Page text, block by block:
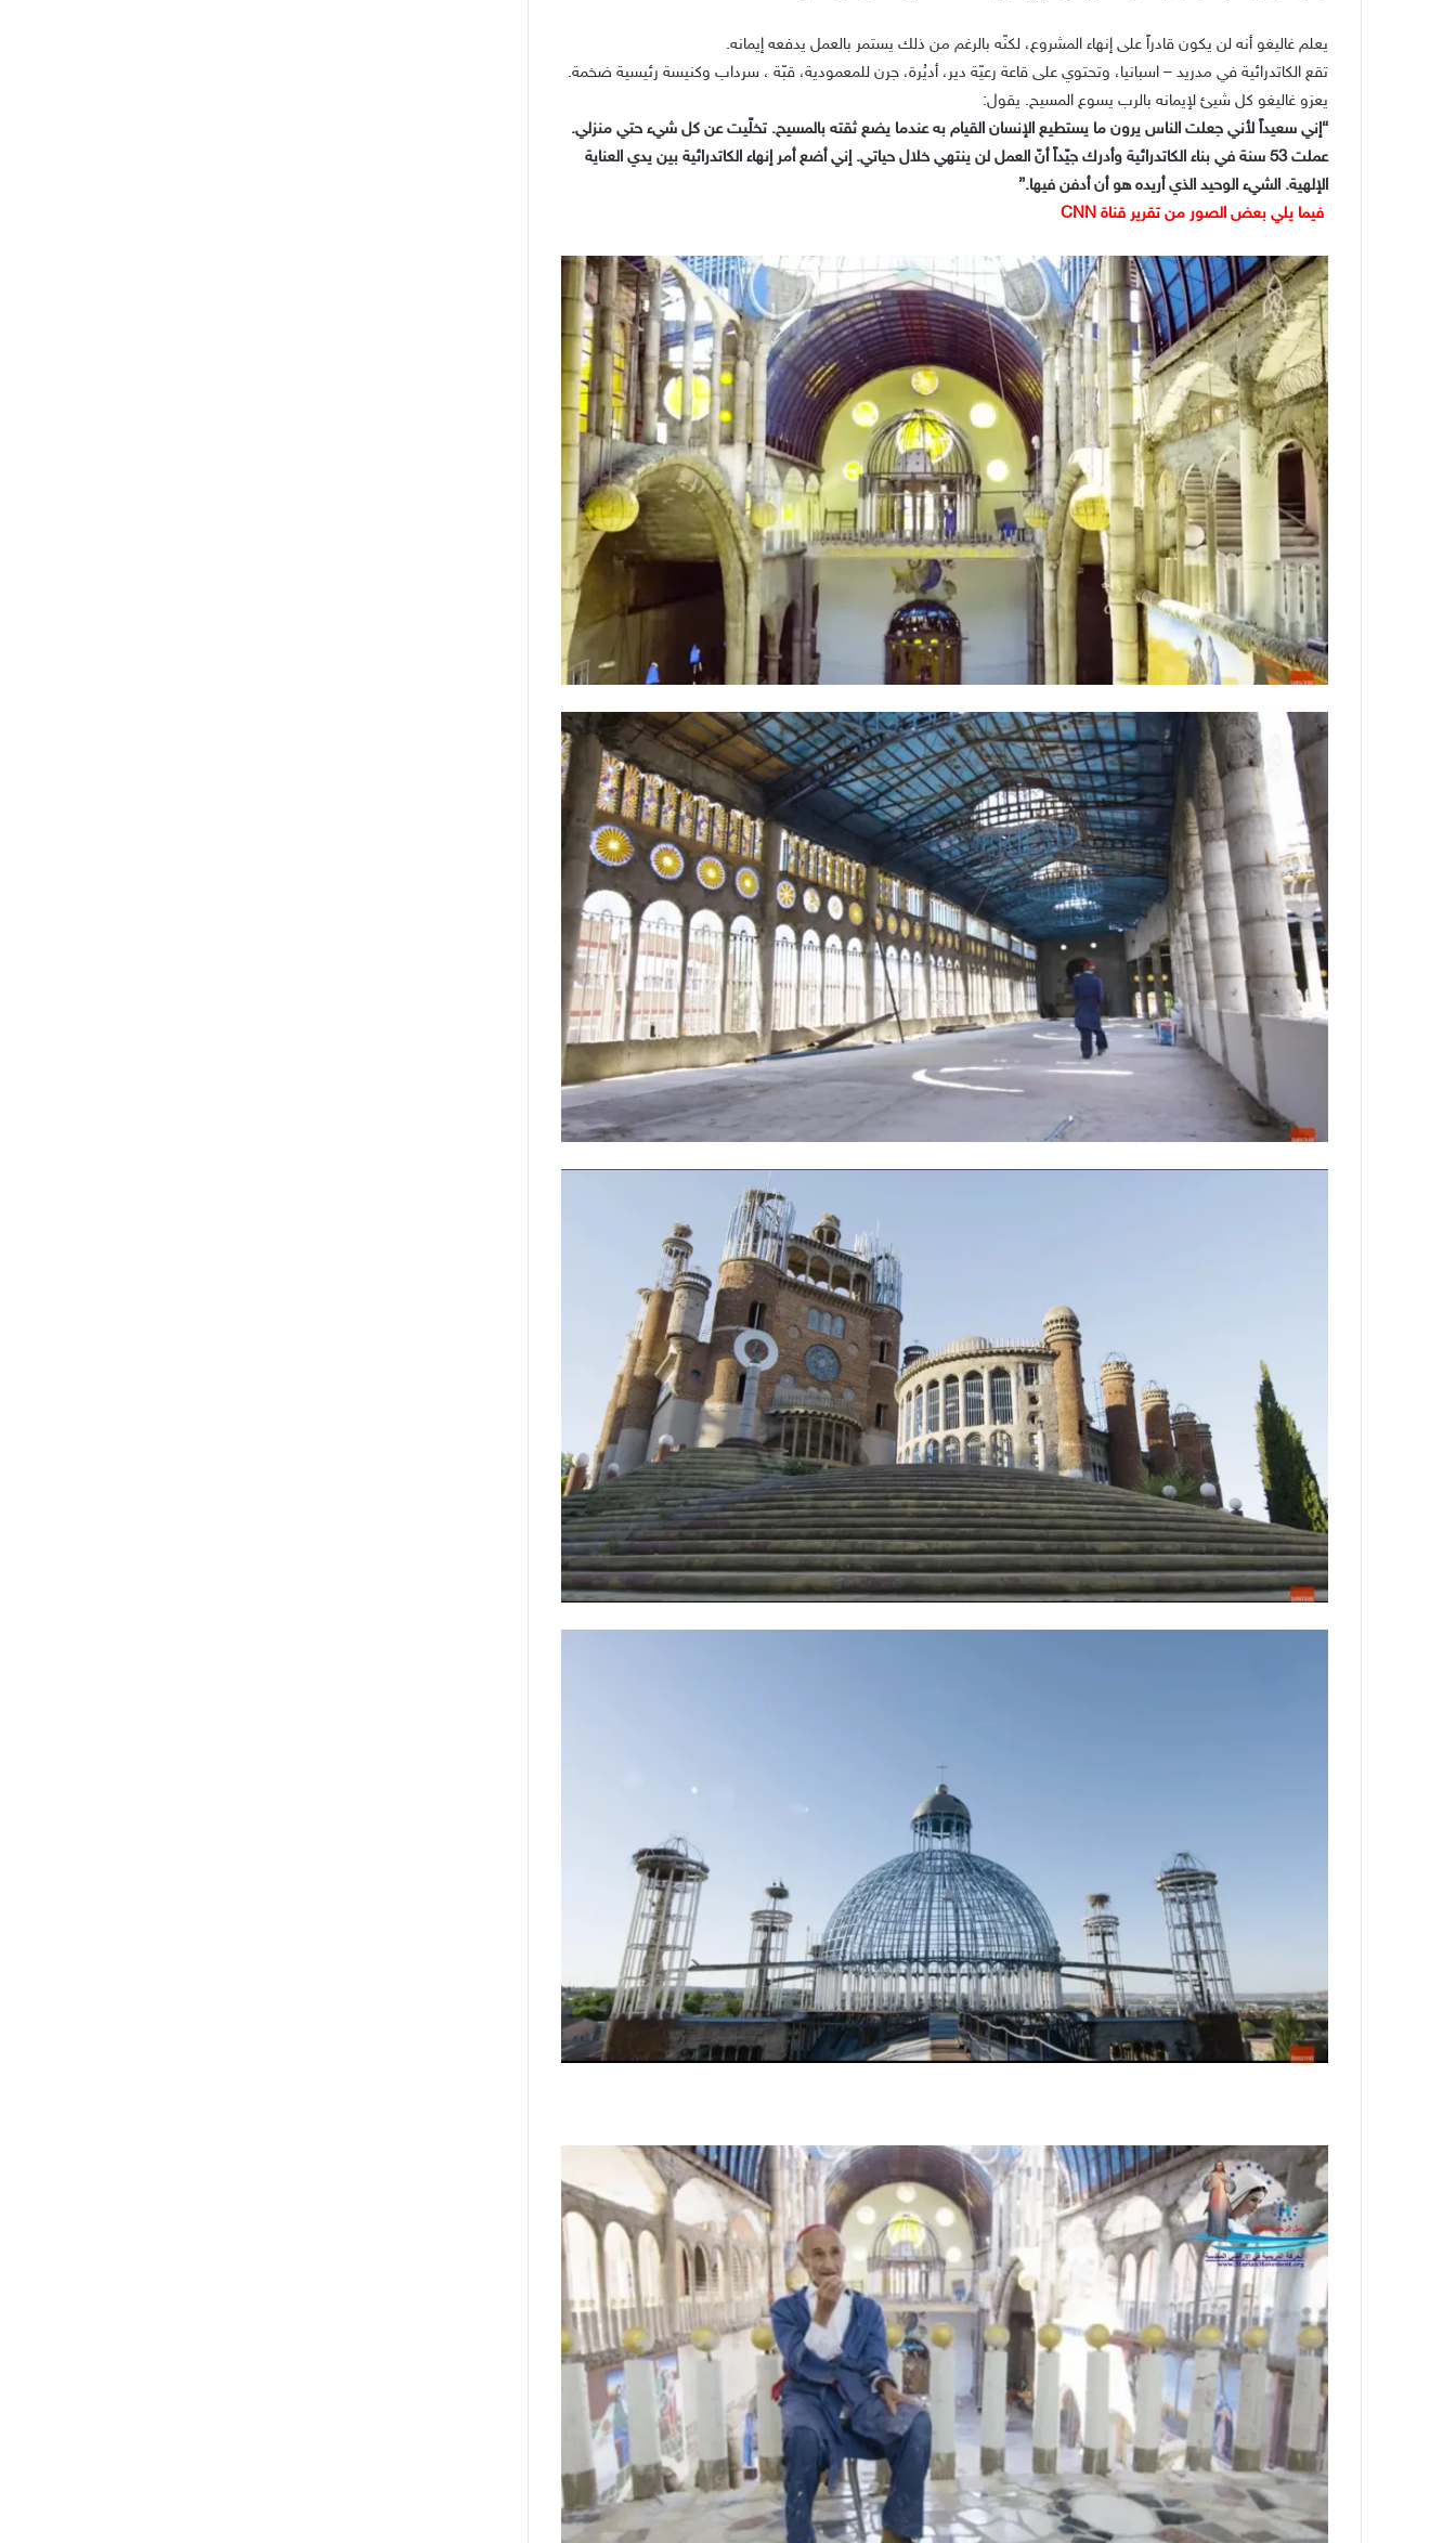
يعلم غاليغو أنه لن يكون قادراً على إنهاء المشروع، لكنّه بالرغم من ذلك يستمر بالعمل يدفعه إيمانه.
تقع الكاتدرائية في مدريد – اسبانيا، وتحتوي على قاعة رعيّة دير، أديُرة، جرن للمعمودية، قبّة ، سرداب وكنيسة رئيسية ضخمة.
يعزو غاليغو كل شيئ لإيمانه بالرب يسوع المسيح. يقول:
“إني سعيداً لأني جعلت الناس يرون ما يستطيع الإنسان القيام به عندما يضع ثقته بالمسيح. تخلّيت عن كل شيء حتي منزلي.
عملت 53 سنة في بناء الكاتدرائية وأدرك جيّداً أنّ العمل لن ينتهي خلال حياتي. إني أضع أمر إنهاء الكاتدرائية بين يدي العناية
الإلهية. الشيء الوحيد الذي أريده هو أن أدفن فيها.”
فيما يلي بعض الصور من تقرير قناة CNN